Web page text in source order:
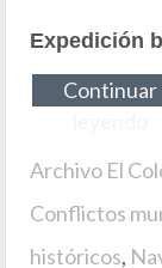
Expedición
Continuar
Archivo El
Conflictos
históricos,